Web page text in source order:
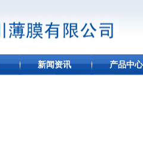
新闻资讯 产品中心